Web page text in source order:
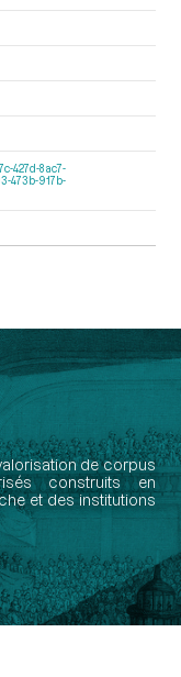
427d-8ac7-
473b-917b-
de corpus
construits en
et des institutions